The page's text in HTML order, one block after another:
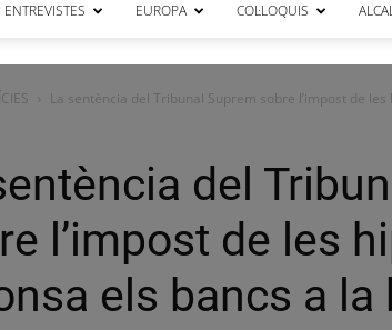
ENTREVISTES EUROPA COL·LOQUIS
La sentència del Tribunal Suprem sobre l’impost de
del
l’impost de les
els bancs a la